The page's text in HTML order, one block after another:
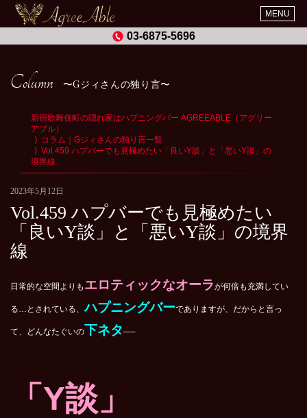
MENU
03-6875-5696
Column Gジィさんの独り言
新宿歌舞伎町の隠れ家はハプニングバー AGREEABLE（アグリー
アブル）
コラム｜Gジィさんの独り言一覧
Vol.459 ハプバーでも見極めたい「良いY談」と「悪いY談」の
境界線
2023年5月12日
Vol.459 ハプバーでも見極めたい
「良いY談」と「悪いY談」の境界
線
日常的な空間よりも エロティックなオーラが何倍も充満してい
る…とされている、ハプニングバーでありますが、だからと言っ
て、どんなたぐいの下ネタ──
「Y談」